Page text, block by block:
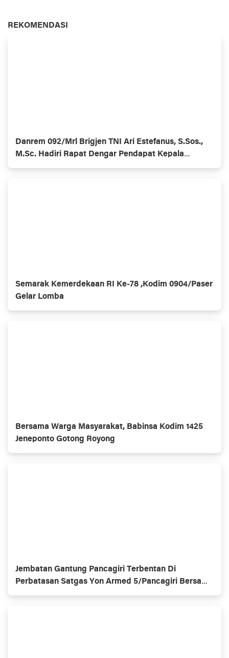
REKOMENDASI
Danrem 092/Mrl Brigjen TNI Ari Estefanus, S.Sos.,
M.Sc. Hadiri Rapat Dengar Pendapat Kepala
Daerah Se-Provinsi Kalimantan Utara
Semarak Kemerdekaan RI Ke-78 ,Kodim 0904/Paser
Gelar Lomba
Bersama Warga Masyarakat, Babinsa Kodim 1425
Jeneponto Gotong Royong
Jembatan Gantung Pancagiri Terbentan Di
Perbatasan Satgas Yon Armed 5/Pancagiri Bersama
Vertikal Rescue Dan PT MA/BDRMS